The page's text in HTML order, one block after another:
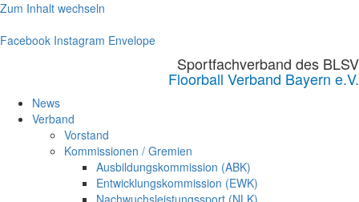
Zum Inhalt wechseln
Facebook Instagram Envelope
Sportfachverband des BLSV
Floorball Verband Bayern e.V.
News
Verband
Vorstand
Kommissionen / Gremien
Ausbildungskommission (ABK)
Entwicklungskommission (EWK)
Nachwuchsleistungssport (NLK)